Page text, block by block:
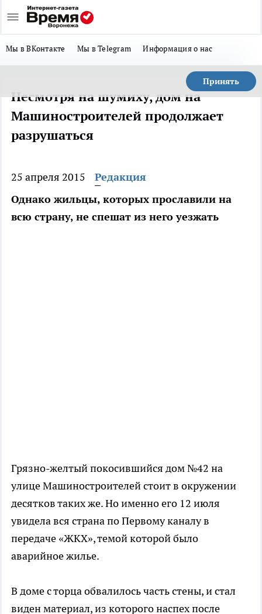
Мы в ВКонтакте Мы в Telegram Информация о нас
Принять
Несмотря на шумиху, дом на
Машиностроителей продолжает
разрушаться
25 апреля 2015
Редакция
Однако жильцы, которых прославили на
всю страну, не спешат из него уезжать
Грязно-желтый покосившийся дом №42 на
улице Машиностроителей стоит в окружении
десятков таких же. Но именно его 12 июля
увидела вся страна по Первому каналу в
передаче «ЖКХ», темой которой было
аварийное жилье.
В доме с торца обвалилось часть стены, и стал
виден материал, из которого наспех после